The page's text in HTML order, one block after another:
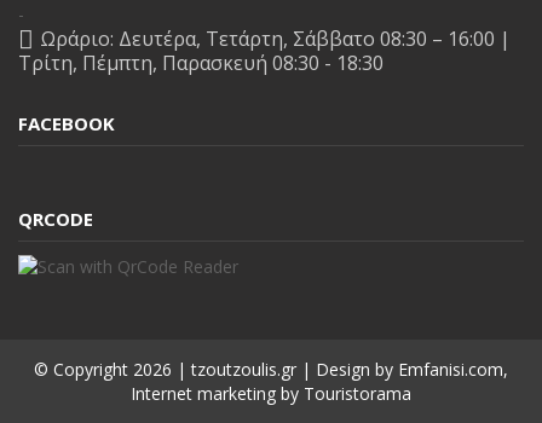
-
Ωράριο: Δευτέρα, Τετάρτη, Σάββατο 08:30 – 16:00 |
Τρίτη, Πέμπτη, Παρασκευή 08:30 - 18:30
FACEBOOK
QRCODE
© Copyright 2026 | tzoutzoulis.gr | Design by Emfanisi.com,
Internet marketing by Touristorama